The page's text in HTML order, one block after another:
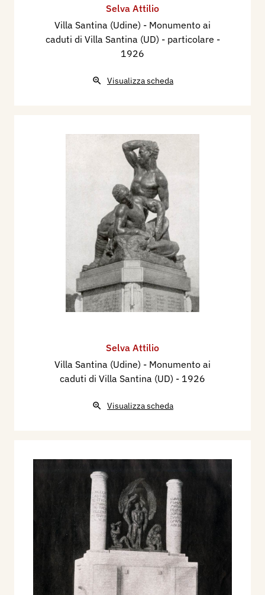
Selva Attilio
Villa Santina (Udine) - Monumento ai
caduti di Villa Santina (UD) - particolare -
1926
Visualizza scheda
Selva Attilio
Villa Santina (Udine) - Monumento ai
caduti di Villa Santina (UD) - 1926
Visualizza scheda